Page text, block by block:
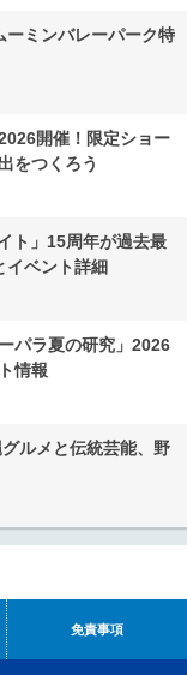
ーミンバレーパーク特
開催！限定ショー
をつくろう
ト」15周年が過去最
イベント詳細
パラ夏の研究」2026
情報
ルメと伝統芸能、野
免責事項